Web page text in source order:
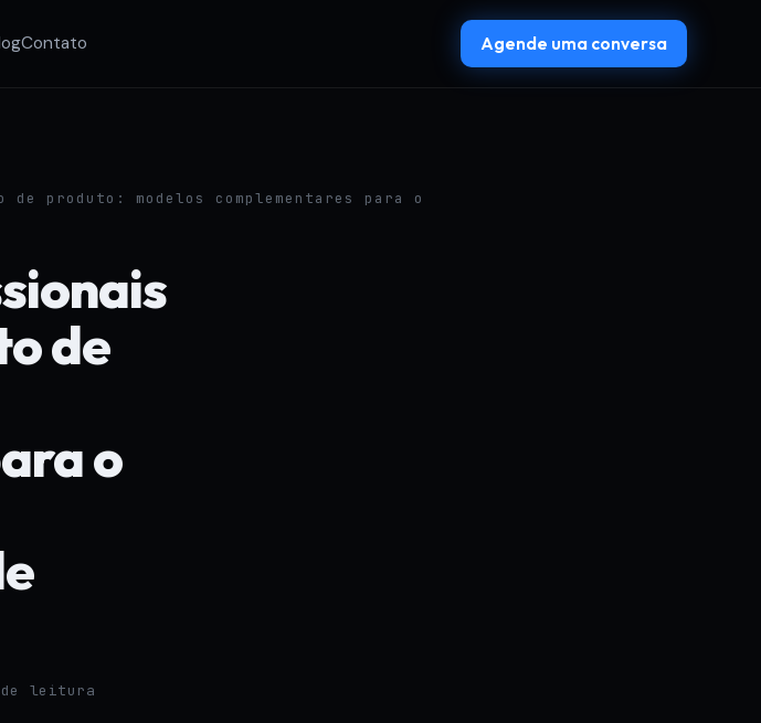
Contato Agende uma conversa
produto: modelos complementares para o
de
o
leitura